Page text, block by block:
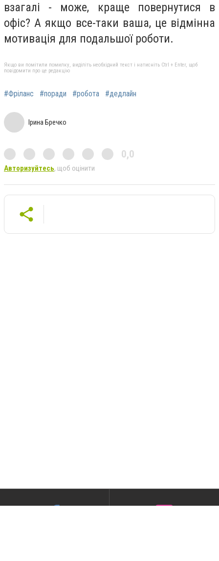
взагалі - може, краще повернутися в
офіс? А якщо все-таки ваша, це відмінна
мотивація для подальшої роботи.
Якщо ви помітили помилку, виділіть необхідний текст і натисніть Ctrl + Enter, щоб
повідомити про це редакцію
#Фріланс #поради #робота #дедлайн
Ірина Бречко
0,0
Авторизуйтесь, щоб оцінити